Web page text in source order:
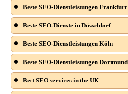
Beste SEO-Dienstleistungen Frankfurt
Beste SEO-Dienste in Düsseldorf
Beste SEO-Dienstleistungen Köln
Beste SEO-Dienstleistungen Dortmund
Best SEO services in the UK